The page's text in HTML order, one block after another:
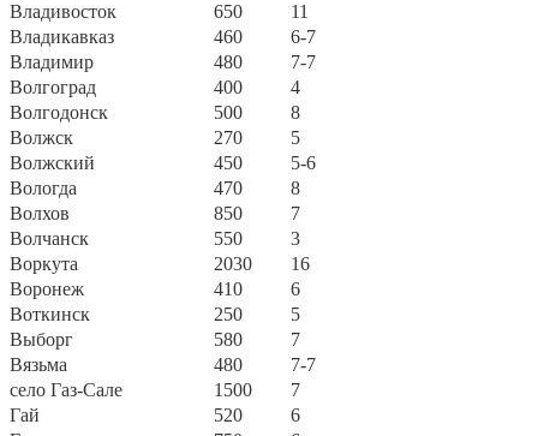
Владивосток
650
11
Владикавказ
460
6-7
Владимир
480
7-7
Волгоград
400
4
Волгодонск
500
8
Волжск
270
5
Волжский
450
5-6
Вологда
470
8
Волхов
850
7
Волчанск
550
3
Воркута
2030
16
Воронеж
410
6
Воткинск
250
5
Выборг
580
7
Вязьма
480
7-7
село Газ-Сале
1500
7
Гай
520
6